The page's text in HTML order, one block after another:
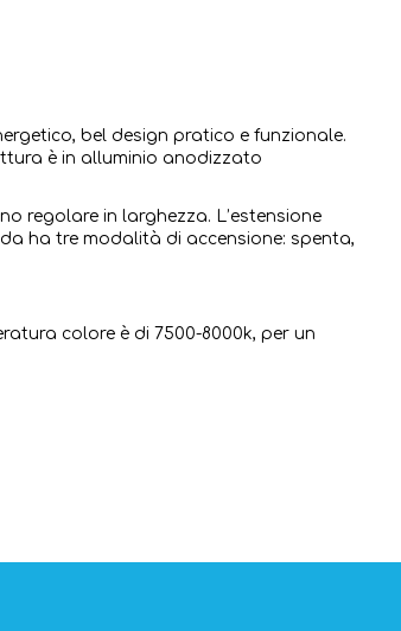
bel design pratico e funzionale.
è in alluminio anodizzato
regolare in larghezza. L’estensione
ha tre modalità di accensione: spenta,
colore è di 7500-8000k, per un